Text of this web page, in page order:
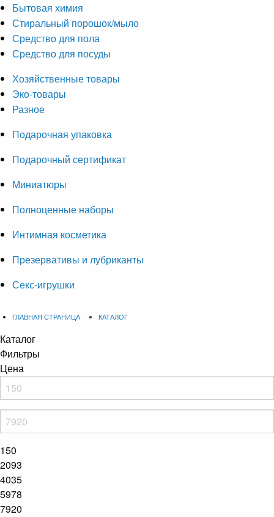
Бытовая химия
Стиральный порошок/мыло
Средство для пола
Средство для посуды
Хозяйственные товары
Эко-товары
Разное
Подарочная упаковка
Подарочный сертификат
Миниатюры
Полноценные наборы
Интимная косметика
Презервативы и лубриканты
Секс-игрушки
ГЛАВНАЯ СТРАНИЦА КАТАЛОГ
Каталог
Фильтры
Цена
150
2093
4035
5978
7920